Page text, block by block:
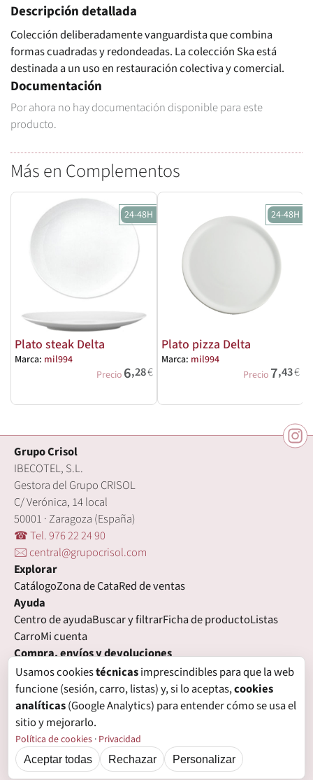
Descripción detallada
Colección deliberadamente vanguardista que combina
formas cuadradas y redondeadas. La colección Ska está
destinada a un uso en restauración colectiva y comercial.
Documentación
Por ahora no hay documentación disponible para este
producto.
Más en Complementos
24-48H
Plato steak Delta
Marca: mil994
Precio 6,28€
24-48H
Plato pizza Delta
Marca: mil994
Precio 7,43€
Grupo Crisol
IBECOTEL, S.L.
Gestora del Grupo CRISOL
C/ Verónica, 14 local
50001 · Zaragoza (España)
☎ Tel. 976 22 24 90
🖂 central@grupocrisol.com
Explorar
CatálogoZona de CataRed de ventas
Ayuda
Centro de ayudaBuscar y filtrarFicha de productoListas
CarroMi cuenta
Compra, envíos y devoluciones
Condiciones de compraFormas de pagoGastos de envío
Plazos de entregaDevolucionesGarantía
Legal
Aviso legalPrivacidad
Política de cookiesPreferencias de cookies
© Grupo Crisol, 2026 — IBECOTEL, S.L. Todos los derechos reservados.
Usamos cookiestécnicasimprescindibles para que la web
funcione (sesión, carro, listas) y, si lo aceptas,cookies
analíticas(Google Analytics) para entender cómo se usa el
sitio y mejorarlo.
Política de cookies · Privacidad
Aceptar todas Rechazar Personalizar